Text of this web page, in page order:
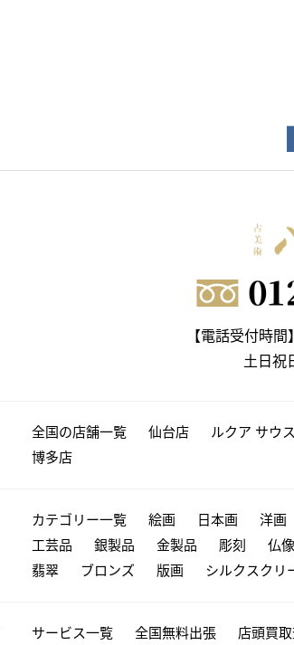
【電話受付時
土日祝
全国の店舗一覧 仙台店 ルクア サウ
博多店
カテゴリー一覧 絵画 日本画 洋画
工芸品
銀製品 金製品 彫刻 仏像
翡翠
ブロンズ 版画 シルクスクリ
サービス一覧 全国無料出張 店頭買